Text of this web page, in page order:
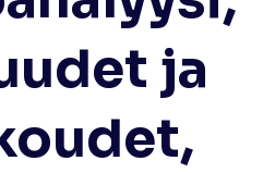
ja